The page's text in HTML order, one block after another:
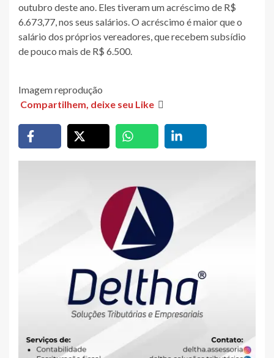
outubro deste ano. Eles tiveram um acréscimo de R$
6.673,77, nos seus salários. O acréscimo é maior que o
salário dos próprios vereadores, que recebem subsídio
de pouco mais de R$ 6.500.
Imagem reprodução
Compartilhem, deixe seu Like 